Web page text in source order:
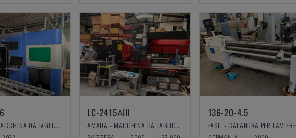
GILARDI - MACCHINA DA TAGLIO LASER A FIBRA
LC-2415ΑIII
AMADA - MACCHINA DA TAGLIO LASER CO2
136-20-4.5
FASTI - CALANDRA PER LAMIERE